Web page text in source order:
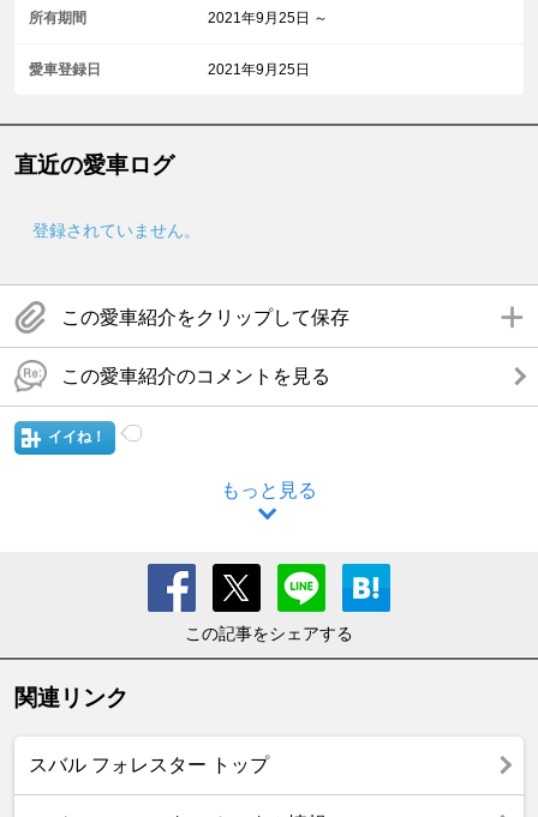
所有期間 2021年9月25日 ～
愛車登録日 2021年9月25日
直近の愛車ログ
登録されていません。
この愛車紹介をクリップして保存
この愛車紹介のコメントを見る
イイね！
もっと見る
この記事をシェアする
関連リンク
スバル フォレスター トップ